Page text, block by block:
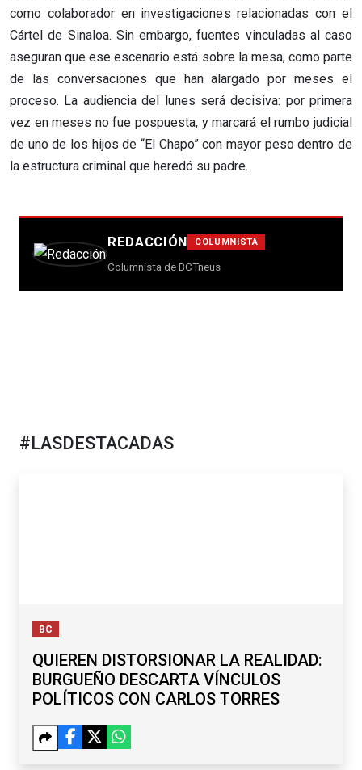
como colaborador en investigaciones relacionadas con el
Cártel de Sinaloa. Sin embargo, fuentes vinculadas al caso
aseguran que ese escenario está sobre la mesa, como parte
de las conversaciones que han alargado por meses el
proceso. La audiencia del lunes será decisiva: por primera
vez en meses no fue pospuesta, y marcará el rumbo judicial
de uno de los hijos de “El Chapo” con mayor peso dentro de
la estructura criminal que heredó su padre.
REDACCIÓN COLUMNISTA
Columnista de BCTneus
#LASDESTACADAS
BC
QUIEREN DISTORSIONAR LA REALIDAD:
BURGUEÑO DESCARTA VÍNCULOS
POLÍTICOS CON CARLOS TORRES